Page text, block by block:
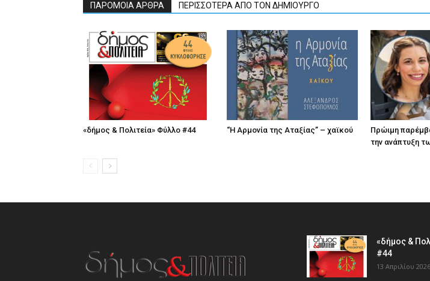
ΠΑΡΟΜΟΙΑ ΑΡΘΡΑ ΠΕΡΙΣΣΟΤΕΡΑ ΑΠΟ ΤΟΝ ΔΗΜΙΟΥΡΓΟ
«δήμος & Πολιτεία» Φύλλο #44 “Η Αρμονία της Αταξίας” – χαϊκού
Πρώιμη
την ανάπτυξη
«δήμος &
#44
13 Απριλίου 2026